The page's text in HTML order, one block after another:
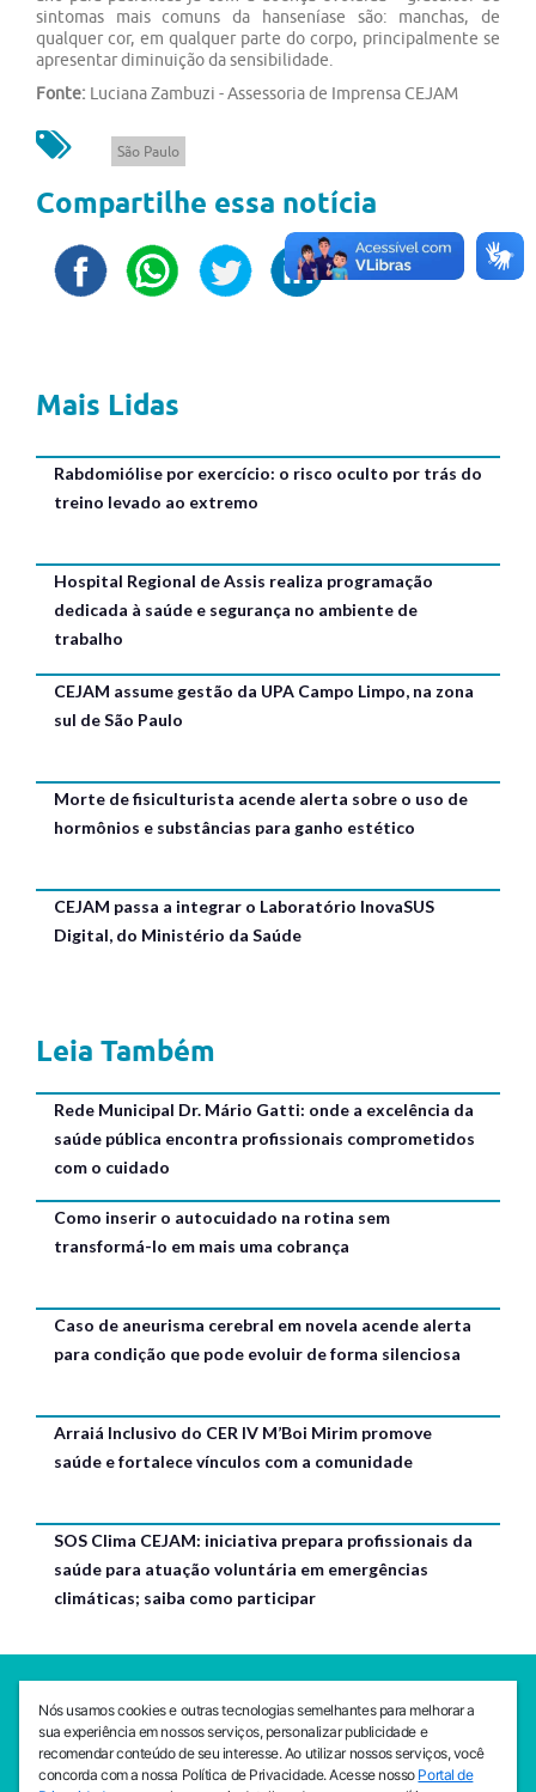
sintomas mais comuns da hanseníase são: manchas, de
qualquer cor, em qualquer parte do corpo, principalmente se
apresentar diminuição da sensibilidade.
Fonte: Luciana Zambuzi - Assessoria de Imprensa CEJAM
São Paulo
Compartilhe essa notícia
Mais Lidas
Rabdomiólise por exercício: o risco oculto por trás do
treino levado ao extremo
Hospital Regional de Assis realiza programação
dedicada à saúde e segurança no ambiente de
trabalho
CEJAM assume gestão da UPA Campo Limpo, na zona
sul de São Paulo
Morte de fisiculturista acende alerta sobre o uso de
hormônios e substâncias para ganho estético
CEJAM passa a integrar o Laboratório InovaSUS
Digital, do Ministério da Saúde
Leia Também
Rede Municipal Dr. Mário Gatti: onde a excelência da
saúde pública encontra profissionais comprometidos
com o cuidado
Como inserir o autocuidado na rotina sem
transformá-lo em mais uma cobrança
Caso de aneurisma cerebral em novela acende alerta
para condição que pode evoluir de forma silenciosa
Arraiá Inclusivo do CER IV M’Boi Mirim promove
saúde e fortalece vínculos com a comunidade
SOS Clima CEJAM: iniciativa prepara profissionais da
saúde para atuação voluntária em emergências
climáticas; saiba como participar
SEDE CEJAM
Av. da Liberdade, 765, Liberdade, São Paulo, 01503-001
(11) 3469 - 1818
Nós usamos cookies e outras tecnologias semelhantes para melhorar a
sua experiência em nossos serviços, personalizar publicidade e
recomendar conteúdo de seu interesse. Ao utilizar nossos serviços, você
concorda com a nossa Política de Privacidade. Acesse nosso Portal de